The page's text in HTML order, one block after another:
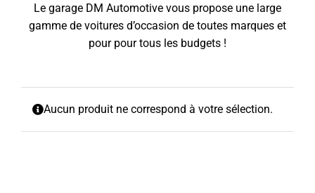
Le garage DM Automotive vous propose une large
gamme de voitures d’occasion de toutes marques et
pour pour tous les budgets !
Aucun produit ne correspond à votre sélection.